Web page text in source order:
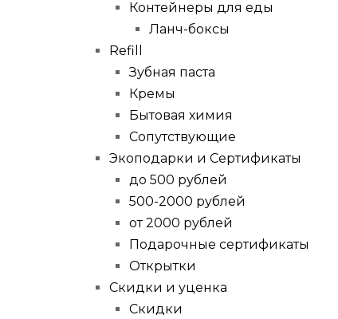
Контейнеры для еды
Ланч-боксы
Refill
Зубная паста
Кремы
Бытовая химия
Сопутствующие
Экоподарки и Сертификаты
до 500 рублей
500-2000 рублей
от 2000 рублей
Подарочные сертификаты
Открытки
Скидки и уценка
Скидки